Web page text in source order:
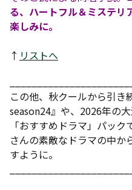
る、ハートフル＆ミステリ
楽しみに。
↑ リストへ
この他、秋クールから引き
season24』や、2026年の
「おすすめドラマ」パッ
さんの素敵なドラマの中か
すように。